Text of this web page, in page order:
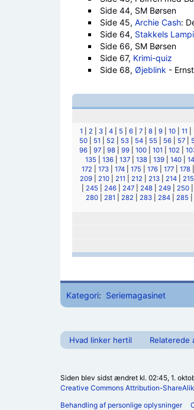
Side 44, SM Børsen
Side 45, Archie Cash:
Side 64, Stakkels
Side 66, SM Børsen
Side 67, Krimi-quiz
Side 68, Øjeblink - Ernst
1
2 3| 4| 5 6| 7| 8| 9| 10| 11
50
51 52 53 54 55 56 57
96
97 98 99 100 101 102
135
136 137 138 139 140
172
173| 174| 175 176| 177| 178|
209| 210| 211 212 213| 214| 215
245 246 247 248 249 250
280| 281 282 283| 284| 285
Kategori: Seriemagasinet
Hvad linker hertil
Siden blev sidst ændret kl. 02:45, 1.
Creative Commons Attribution-
Behandling af personlige oplysninger